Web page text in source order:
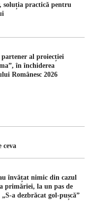
soluția practică pentru
al proiecției
în închiderea
Românesc 2026
ceva
învățat nimic din cazul
primăriei, la un pas de
a dezbrăcat gol-pușcă”